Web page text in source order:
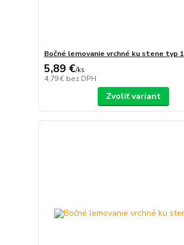
Bočné lemovanie vrchné ku stene typ 1
5,89 €/ks
4,79 € bez DPH
Zvoliť variant